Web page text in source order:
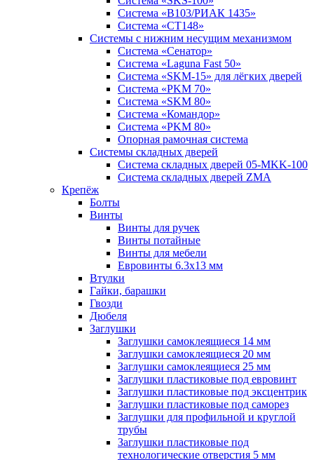
Система «B103/РИАК 1435»
Система «СТ148»
Системы с нижним несущим механизмом
Система «Сенатор»
Система «Laguna Fast 50»
Система «SKM-15» для лёгких дверей
Система «PKM 70»
Система «SKM 80»
Система «Командор»
Система «PKM 80»
Опорная рамочная система
Системы складных дверей
Система складных дверей 05-MKK-100
Система складных дверей ZMA
Крепёж
Болты
Винты
Винты для ручек
Винты потайные
Винты для мебели
Евровинты 6.3х13 мм
Втулки
Гайки, барашки
Гвозди
Дюбеля
Заглушки
Заглушки самоклеящиеся 14 мм
Заглушки самоклеящиеся 20 мм
Заглушки самоклеящиеся 25 мм
Заглушки пластиковые под евровинт
Заглушки пластиковые под эксцентрик
Заглушки пластиковые под саморез
Заглушки для профильной и круглой
трубы
Заглушки пластиковые под
технологические отверстия 5 мм